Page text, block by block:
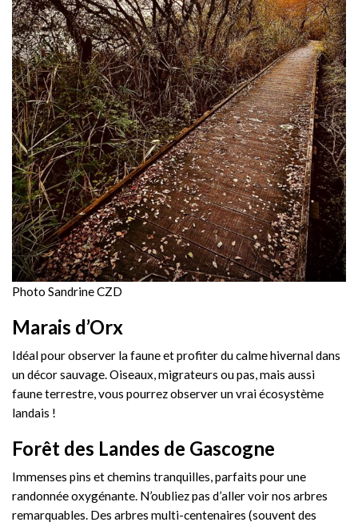
Photo Sandrine CZD
Marais d’Orx
Idéal pour observer la faune et profiter du calme hivernal dans
un décor sauvage. Oiseaux, migrateurs ou pas, mais aussi
faune terrestre, vous pourrez observer un vrai écosystème
landais !
Forêt des Landes de Gascogne
Immenses pins et chemins tranquilles, parfaits pour une
randonnée oxygénante. N’oubliez pas d’aller voir nos arbres
remarquables. Des arbres multi-centenaires (souvent des